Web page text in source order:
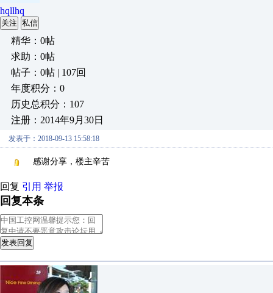
hqllhq
关注 私信
精华：0帖
求助：0帖
帖子：0帖 | 107回
年度积分：0
历史总积分：107
注册：2014年9月30日
发表于：2018-09-13 15:58:18
感谢分享，楼主辛苦
回复 引用 举报
回复本条
发表回复